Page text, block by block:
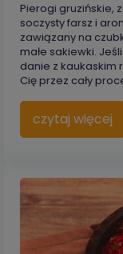
Pierogi gruzińskie,
soczysty farsz i
zawiązany na
małe sakiewki.
danie z
Cię przez cały
czytaj więcej